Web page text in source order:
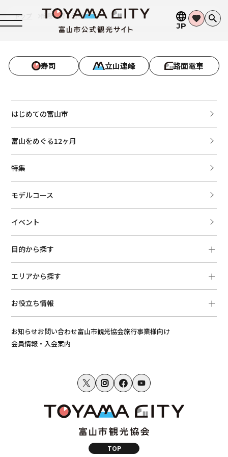
JP
トップ 簡易甲冑＆着物体験
寿司 立山連峰 路面電車
はじめての富山市
富山をめぐる12ヶ月
特集
モデルコース
イベント
目的から探す
エリアから探す
お役立ち情報
お知らせお問い合わせ富山市観光協会旅行事業様向け
会員情報・入会案内
TOP